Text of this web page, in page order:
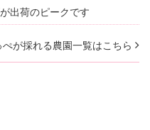
出荷のピークです
が採れる農園一覧はこちら